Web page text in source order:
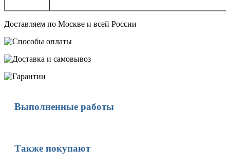
Доставляем по Москве и всей России
Выполненные работы
Также покупают